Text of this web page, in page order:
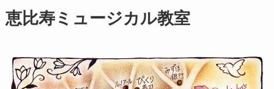
恵比寿ミュージカル教室